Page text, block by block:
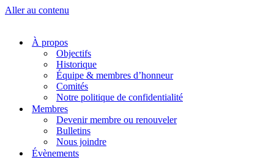
Aller au contenu
À propos
Objectifs
Historique
Équipe & membres d’honneur
Comités
Notre politique de confidentialité
Membres
Devenir membre ou renouveler
Bulletins
Nous joindre
Évènements